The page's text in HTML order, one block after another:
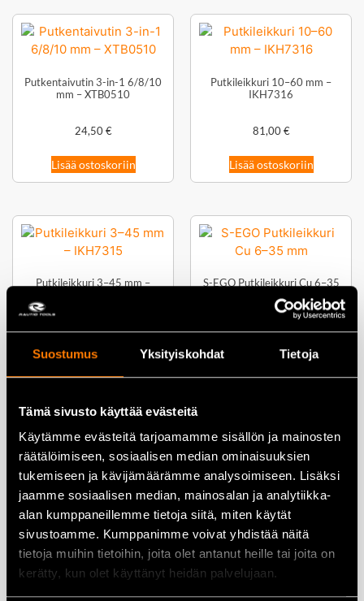
Suostumus Yksityiskohdat Tietoja
Tämä sivusto käyttää evästeitä
Käytämme evästeitä tarjoamamme sisällön ja mainosten
räätälöimiseen, sosiaalisen median ominaisuuksien
tukemiseen ja kävijämäärämme analysoimiseen. Lisäksi
jaamme sosiaalisen median, mainosalan ja analytiikka-
alan kumppaneillemme tietoja siitä, miten käytät
sivustoamme. Kumppanimme voivat yhdistää näitä
tietoja muihin tietoihin, joita olet antanut heille tai joita on
kerätty, kun olet käyttänyt heidän palvelujaan.
Putkentaivutin 3-in-1 6/8/10
mm – XTB0510
24,50€
Lisää ostoskoriin
Putkileikkuri 10–60 mm –
IKH7316
81,00€
Lisää ostoskoriin
Putkileikkuri 3–45 mm –
44,80€
S-EGO Putkileikkuri Cu 6–35
mm
53,00€
Lisää ostoskoriin
Super-Ego Minicut 2000 -
putkileikkuri 3–22 mm –
29,90€
Lisää ostoskoriin
Unior Putkipihti 90°, 4″ –
480/6
344,00€
Lisää ostoskoriin